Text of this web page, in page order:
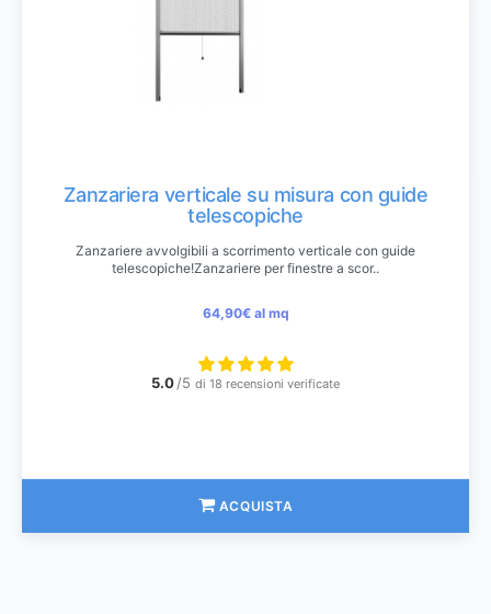
Zanzariera verticale su misura con guide
telescopiche
Zanzariere avvolgibili a scorrimento verticale con guide
telescopiche!Zanzariere per finestre a scor..
64,90€ al mq
5.0/5 di 18 recensioni verificate
ACQUISTA